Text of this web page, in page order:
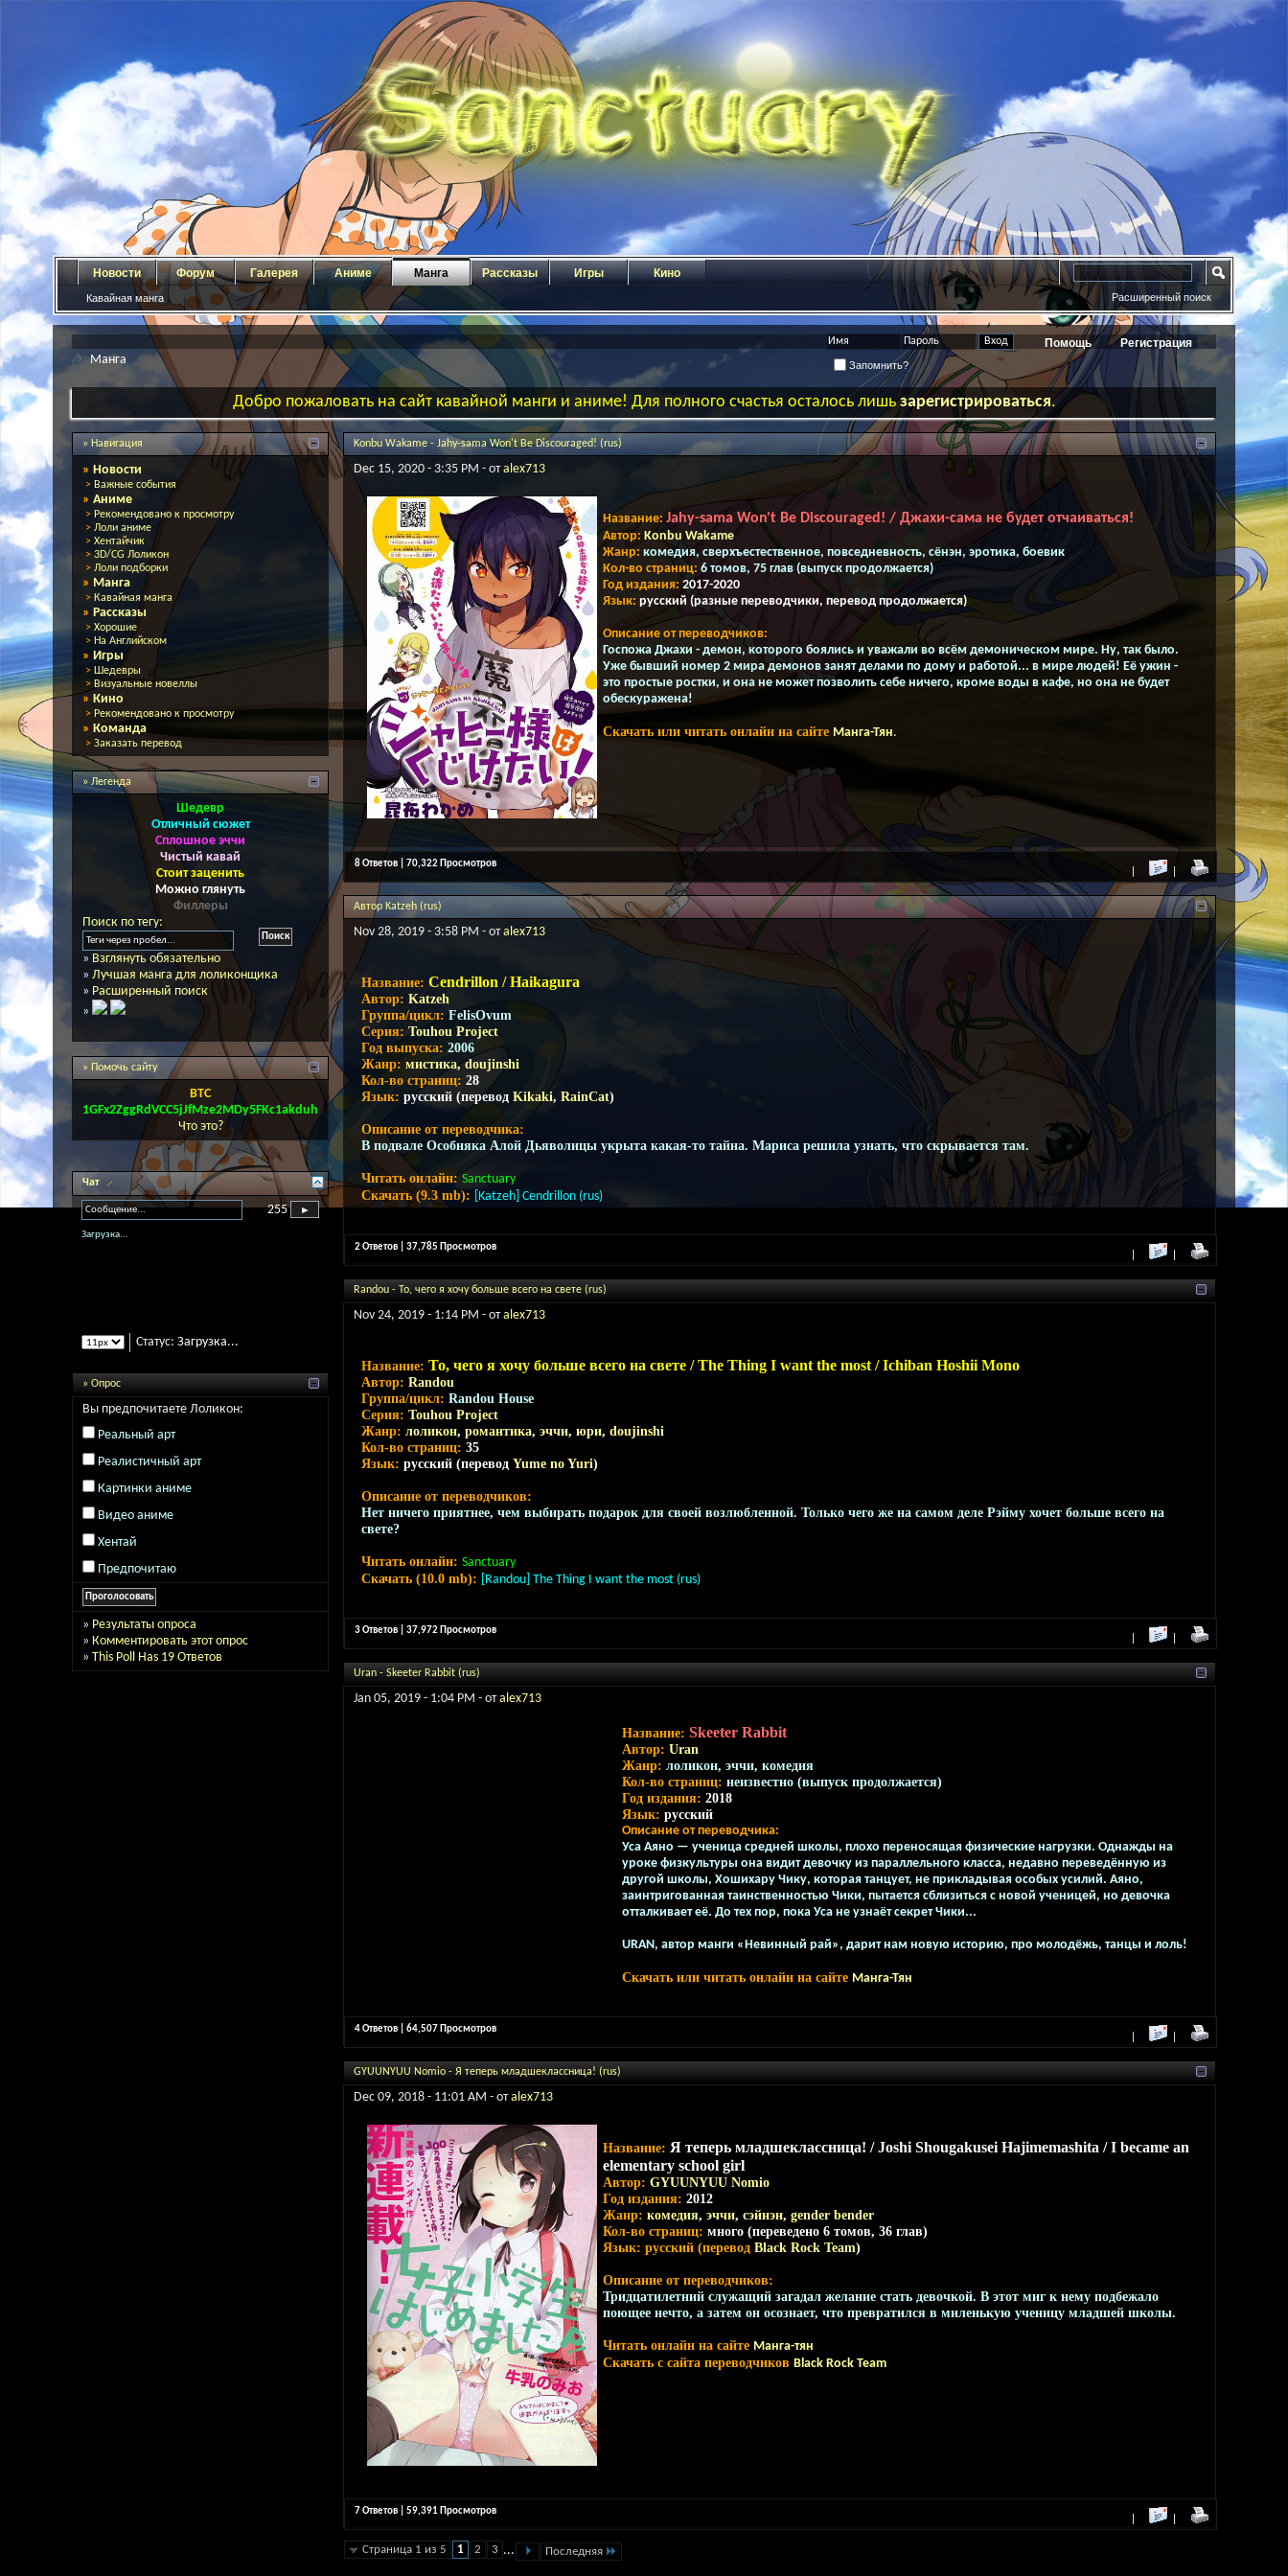
Регистрация
Помощь
Запомнить?
Новости Форум Галерея Аниме Манга
Кавайная манга
Рассказы Игры Кино
Расширенный поиск
Манга
Добро пожаловать на сайт кавайной манги и аниме! Для полного счастья осталось лишьзарегистрироваться.
» Навигация
» Новости
> Важные события
» Аниме
> Рекомендовано к просмотру
> Лоли аниме
> Хентайчик
> 3D/CG Лоликон
> Лоли подборки
» Манга
> Кавайная манга
» Рассказы
> Хорошие
> На Английском
» Игры
> Шедевры
> Визуальные новеллы
» Кино
> Рекомендовано к просмотру
» Команда
> Заказать перевод
» Легенда
Шедевр
Отличный сюжет
Сплошное эччи
Чистый кавай
Стоит заценить
Можно глянуть
Филлеры
Поиск по тегу:
» Взглянуть обязательно
» Лучшая манга для лоликонщика
» Расширенный поиск
»
» Помочь сайту
BTC
1GFx2ZggRdVCC5jJfMze2MDy5FKc1akduh
Что это?
Чат
255
Загрузка...
Статус: Загрузка...
» Опрос
Вы предпочитаете Лоликон:
Реальный арт
Реалистичный арт
Картинки аниме
Видео аниме
Хентай
Предпочитаю
» Результаты опроса
» Комментировать этот опрос
» This Poll Has 19 Ответов
Konbu Wakame - Jahy-sama Won't Be Discouraged! (rus)
Dec 15, 2020 - 3:35 PM - отalex713
Название:Jahy-sama Won't Be Discouraged! / Джахи-сама не будет отчаиваться!
Автор: Konbu Wakame
Жанр: комедия, сверхъестественное, повседневность, сёнэн, эротика, боевик
Кол-во страниц: 6 томов, 75 глав (выпуск продолжается)
Год издания: 2017-2020
Язык: русский (разные переводчики, перевод продолжается)
Описание от переводчиков:
Госпожа Джахи - демон, которого боялись и уважали во всём демоническом мире. Ну, так было.
Уже бывший номер 2 мира демонов занят делами по дому и работой... в мире людей! Её ужин -
это простые ростки, и она не может позволить себе ничего, кроме воды в кафе, но она не будет
обескуражена!
Скачать или читать онлайн на сайте Манга-Тян.
8 Ответов | 70,322 Просмотров
Автор Katzeh (rus)
Nov 28, 2019 - 3:58 PM - отalex713
Название: Cendrillon / Haikagura
Автор: Katzeh
Группа/цикл: FelisOvum
Серия: Touhou Project
Год выпуска: 2006
Жанр: мистика,doujinshi
Кол-во страниц: 28
Язык: русский (перевод Kikaki, RainCat)
Описание от переводчика:
В подвале Особняка Алой Дьяволицы укрыта какая-то тайна. Мариса решила узнать, что скрывается там.
Читать онлайн:Sanctuary
Скачать (9.3 mb): [Katzeh] Cendrillon (rus)
2 Ответов | 37,785 Просмотров
Randou - То, чего я хочу больше всего на свете (rus)
Nov 24, 2019 - 1:14 PM - отalex713
Название: То, чего я хочу больше всего на свете / The Thing I want the most / Ichiban Hoshii Mono
Автор: Randou
Группа/цикл: Randou House
Серия: Touhou Project
Жанр: лоликон, романтика, эччи, юри, doujinshi
Кол-во страниц: 35
Язык: русский (перевод Yume no Yuri)
Описание от переводчиков:
Нет ничего приятнее, чем выбирать подарок для своей возлюбленной. Только чего же на самом деле Рэйму хочет больше всего на
свете?
Читать онлайн: Sanctuary
Скачать (10.0 mb):
[Randou] The Thing I want the most (rus)
3 Ответов | 37,972 Просмотров
Uran - Skeeter Rabbit (rus)
Jan 05, 2019 - 1:04 PM - отalex713
Название: Skeeter Rabbit
Автор: Uran
Жанр: лоликон, эччи, комедия
Кол-во страниц: неизвестно (выпуск продолжается)
Год издания: 2018
Язык: русский
Описание от переводчика:
Уса Аяно — ученица средней школы, плохо переносящая физические нагрузки. Однажды на
уроке физкультуры она видит девочку из параллельного класса, недавно переведённую из
другой школы, Хошихару Чику, которая танцует, не прикладывая особых усилий. Аяно,
заинтригованная таинственностью Чики, пытается сблизиться с новой ученицей, но девочка
отталкивает её. До тех пор, пока Уса не узнаёт секрет Чики...
URAN, автор манги «Невинный рай», дарит нам новую историю, про молодёжь, танцы и лоль!
Скачать или читать онлайн на сайте Манга-Тян
4 Ответов | 64,507 Просмотров
GYUUNYUU Nomio - Я теперь младшеклассница! (rus)
Dec 09, 2018 - 11:01 AM - отalex713
Название: Я теперь младшеклассница! / Joshi Shougakusei Hajimemashita / I became an
elementary school girl
Автор: GYUUNYUU Nomio
Год издания: 2012
Жанр: комедия, эччи, сэйнэн, gender bender
Кол-во страниц: много (переведено 6 томов, 36 глав)
Язык: русский (перевод Black Rock Team)
Описание от переводчиков:
Тридцатилетний служащий загадал желание стать девочкой. В этот миг к нему подбежало
поющее нечто, а затем он осознает, что превратился в миленькую ученицу младшей школы.
Читать онлайн на сайте Манга-тян
Скачать с сайта переводчиков Black Rock Team
7 Ответов | 59,391 Просмотров
Страница 1 из 5 1 2 3 ... Последняя